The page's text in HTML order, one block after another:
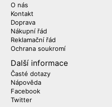
O nás
Kontakt
Doprava
Nákupní řád
Reklamační řád
Ochrana soukromí
Další informace
Časté dotazy
Nápověda
Facebook
Twitter